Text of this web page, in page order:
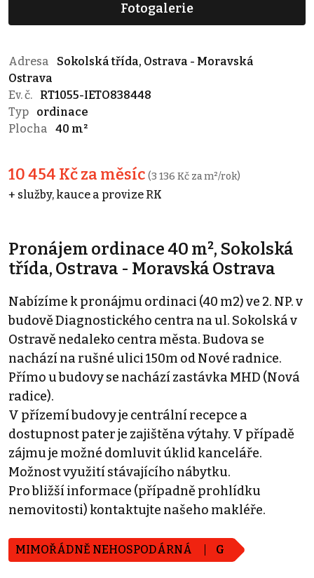
Fotogalerie
Adresa
Sokolská třída, Ostrava - Moravská
Ostrava
Ev. č.
RT1055-IETO838448
Typ
ordinace
Plocha
40 m²
10 454 Kč za měsíc (3 136 Kč za m²/rok)
+ služby, kauce a provize RK
Pronájem ordinace 40 m², Sokolská
třída, Ostrava - Moravská Ostrava
Nabízíme k pronájmu ordinaci (40 m2) ve 2. NP. v
budově Diagnostického centra na ul. Sokolská v
Ostravě nedaleko centra města. Budova se
nachází na rušné ulici 150m od Nové radnice.
Přímo u budovy se nachází zastávka MHD (Nová
radice).
V přízemí budovy je centrální recepce a
dostupnost pater je zajištěna výtahy. V případě
zájmu je možné domluvit úklid kanceláře.
Možnost využití stávajícího nábytku.
Pro bližší informace (případně prohlídku
nemovitosti) kontaktujte našeho makléře.
MIMOŘÁDNĚ NEHOSPODÁRNÁ G